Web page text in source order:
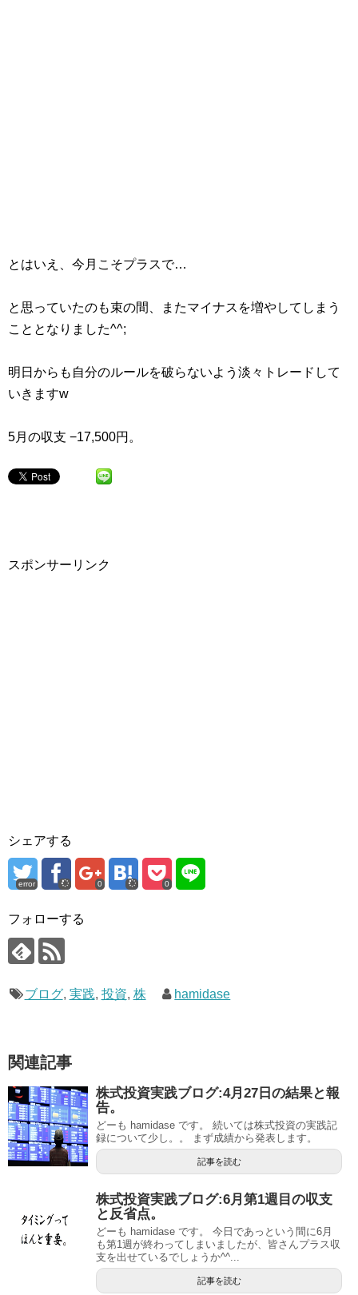
とはいえ、今月こそプラスで…
と思っていたのも束の間、またマイナスを増やしてしまう
こととなりました^^;
明日からも自分のルールを破らないよう淡々トレードして
いきますw
5月の収支 −17,500円。
スポンサーリンク
シェアする
error 0 0
フォローする
ブログ, 実践, 投資, 株 hamidase
関連記事
株式投資実践ブログ:4月27日の結果と報
告。
どーも hamidase です。 続いては株式投資の実践記
録について少し。。 まず成績から発表します。
記事を読む
株式投資実践ブログ:6月第1週目の収支
と反省点。
どーも hamidase です。 今日であっという間に6月
も第1週が終わってしまいましたが、皆さんプラス収
支を出せているでしょうか^^...
記事を読む